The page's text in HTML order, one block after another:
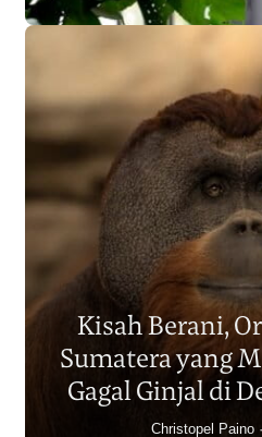
Populasi
Sumatera
Individu dalam
Junaidi Hanafiah
Kisah Berani,
Sumatera yang
Gagal Ginjal di
Christopel Paino